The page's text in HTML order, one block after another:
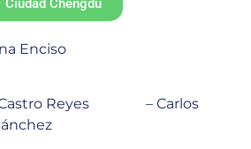
Ciudad Chengdú
Enciso
Castro Reyes – Carlos